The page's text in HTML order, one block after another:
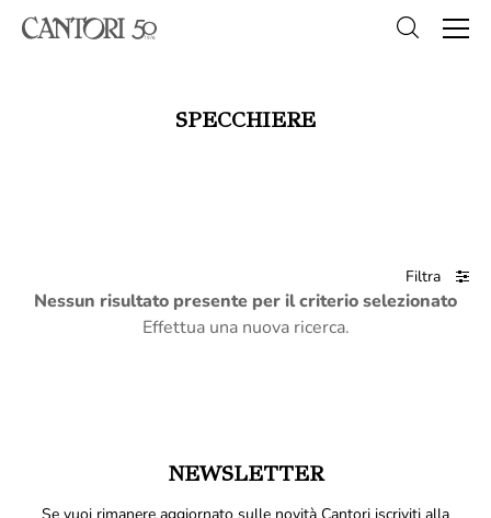
SPECCHIERE
Filtra
Nessun risultato presente per il criterio selezionato
Effettua una nuova ricerca.
NEWSLETTER